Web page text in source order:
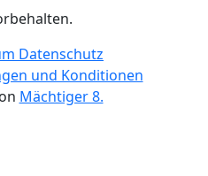
Datenschutz
und Konditionen
Mächtiger 8.